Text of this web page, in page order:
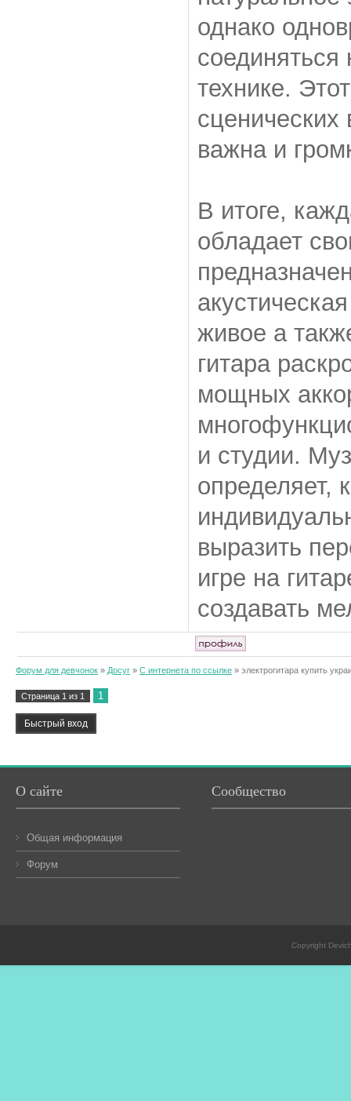
однако
соединяться
технике.
сценических
важна и
В итоге,
обладает
живое а
гитара
мощных
и студии.
определяет,
выразить
игре на
создавать
Форум для девчонок » Досуг » С интернета по ссылке » электрогитара купить
Страница 1 из 1 1
О сайте
Общая информация
Форум
Сообщество
Copyright